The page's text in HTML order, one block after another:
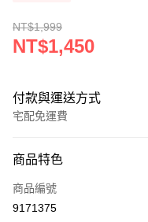
NT$1,999
NT$1,450
付款與運送方式
宅配免運費
信用卡一次付款
LINE Pay
商品特色
商品編號
9171375